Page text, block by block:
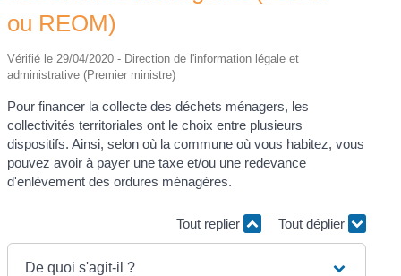
ou REOM)
Vérifié le 29/04/2020 - Direction de l'information légale et
administrative (Premier ministre)
Pour financer la collecte des déchets ménagers, les
collectivités territoriales ont le choix entre plusieurs
dispositifs. Ainsi, selon où la commune où vous habitez, vous
pouvez avoir à payer une taxe et/ou une redevance
d'enlèvement des ordures ménagères.
Tout replier Tout déplier
De quoi s'agit-il ?